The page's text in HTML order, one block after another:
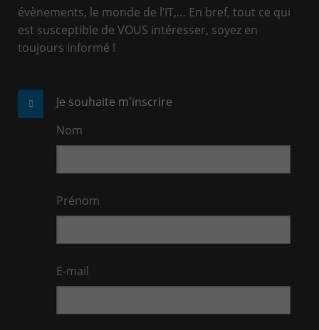
évènements, le monde de l’IT,… En bref, tout ce qui
est susceptible de VOUS intéresser, soyez en
toujours informé !
Je souhaite m'inscrire
Nom
Prénom
E-mail